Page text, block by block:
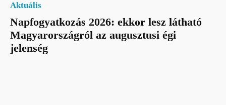
Aktuális
Napfogyatkozás 2026: ekkor lesz látható
Magyarországról az augusztusi égi
jelenség